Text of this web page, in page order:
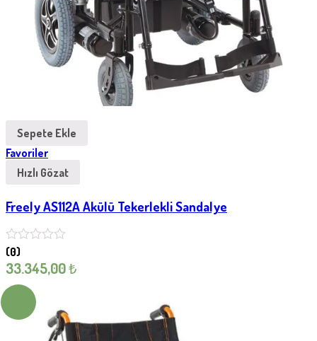
Sepete Ekle
Favoriler
Hızlı Gözat
Freely AS112A Akülü Tekerlekli Sandalye
(0)
33.345,00₺